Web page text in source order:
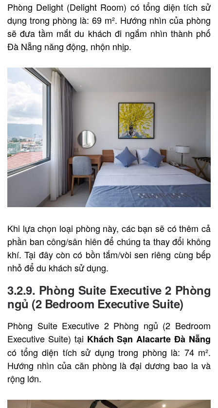
Phòng Delight (Delight Room) có tổng diện tích sử
dụng trong phòng là: 69 m². Hướng nhìn của phòng
sẽ đưa tầm mắt du khách đi ngắm nhìn thành phố
Đà Nẵng năng động, nhộn nhịp.
Khi lựa chọn loại phòng này, các bạn sẽ có thêm cả
phần ban công/sân hiên để chúng ta thay đổi không
khí. Tại đây còn có bồn tắm/vòi sen riêng cùng bếp
nhỏ để du khách sử dụng.
3.2.9. Phòng Suite Executive 2 Phòng
ngủ (2 Bedroom Executive Suite)
Phòng Suite Executive 2 Phòng ngủ (2 Bedroom
Executive Suite) tại Khách Sạn Alacarte Đà Nẵng
có tổng diện tích sử dụng trong phòng là: 74 m².
Hướng nhìn của căn phòng là đại dương bao la và
rộng lớn.